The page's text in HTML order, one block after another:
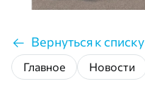
Вернуться к списку
Главное Новости